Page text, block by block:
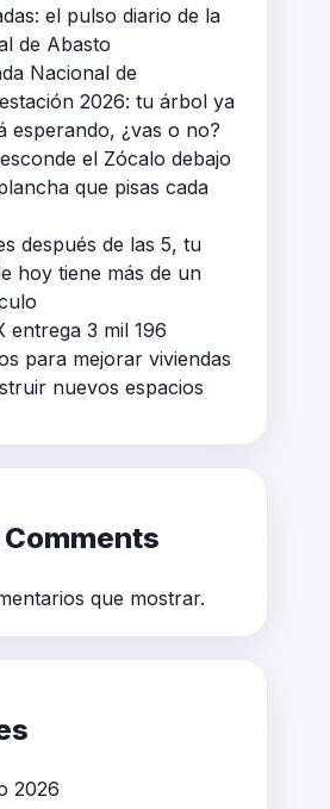
el pulso diario de la
de Abasto
Nacional de
2026: tu árbol ya
esperando, ¿vas o no?
el Zócalo debajo
que pisas cada
después de las 5, tu
hoy tiene más de un
entrega 3 mil 196
para mejorar viviendas
nuevos espacios
que mostrar.
2026